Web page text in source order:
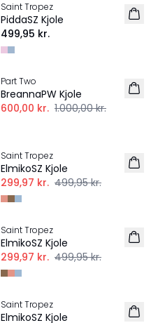
NYHED
Saint Tropez
PiddaSZ Kjole
499,95 kr.
-40%
Part Two
BreannaPW Kjole
600,00 kr. 1.000,00 kr.
Saint Tropez
ElmikoSZ Kjole
299,97 kr. 499,95 kr.
-40%
Saint Tropez
ElmikoSZ Kjole
299,97 kr. 499,95 kr.
-40%
Saint Tropez
ElmikoSZ Kjole